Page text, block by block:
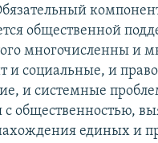
общественной
многочисленны и
и социальные, и
и системные
с общественностью,
единых и